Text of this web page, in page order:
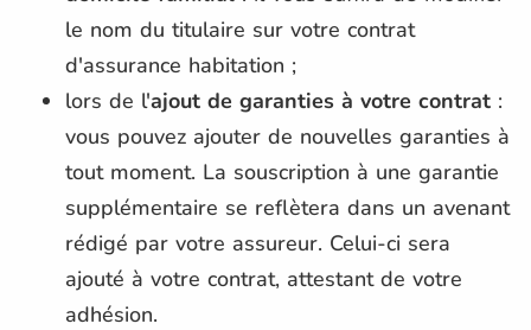
le nom du titulaire sur votre contrat
d'assurance habitation ;
lors de l'ajout de garanties à votre contrat :
vous pouvez ajouter de nouvelles garanties à
tout moment. La souscription à une garantie
supplémentaire se reflètera dans un avenant
rédigé par votre assureur. Celui-ci sera
ajouté à votre contrat, attestant de votre
adhésion.